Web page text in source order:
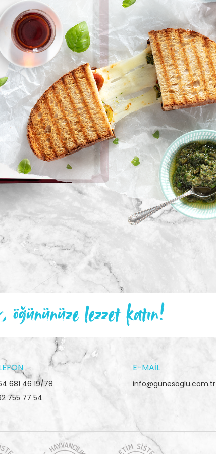
öğününüze lezzet katın!
681 46 19/78
755 77 54
E-MAIL
info@gunesoglu.com.tr